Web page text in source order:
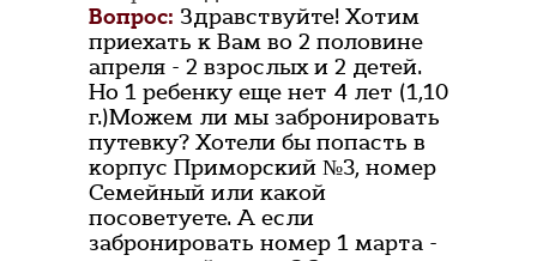
Вопрос: Здравствуйте! Хотим
приехать к Вам во 2 половине
апреля - 2 взрослых и 2 детей.
Но 1 ребенку еще нет 4 лет (1,10
г.)Можем ли мы забронировать
путевку? Хотели бы попасть в
корпус Приморский №3, номер
Семейный или какой
посоветуете. А если
забронировать номер 1 марта -